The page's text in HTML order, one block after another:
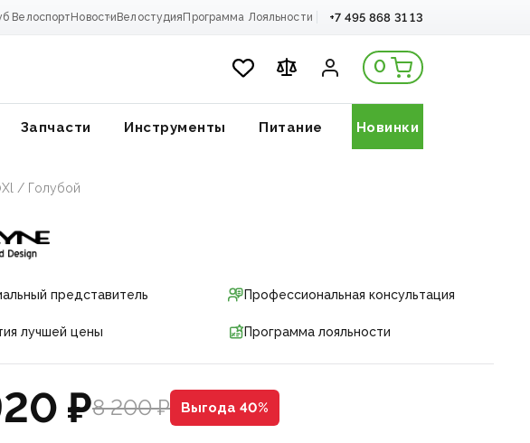
Велоспорт Новости Велостудия Программа Лояльности +7 495 868 31 13
0
Запчасти Инструменты Питание Новинки
/ Голубой
представитель Профессиональная консультация
лучшей цены Программа лояльности
₽8 200 ₽ Выгода 40%